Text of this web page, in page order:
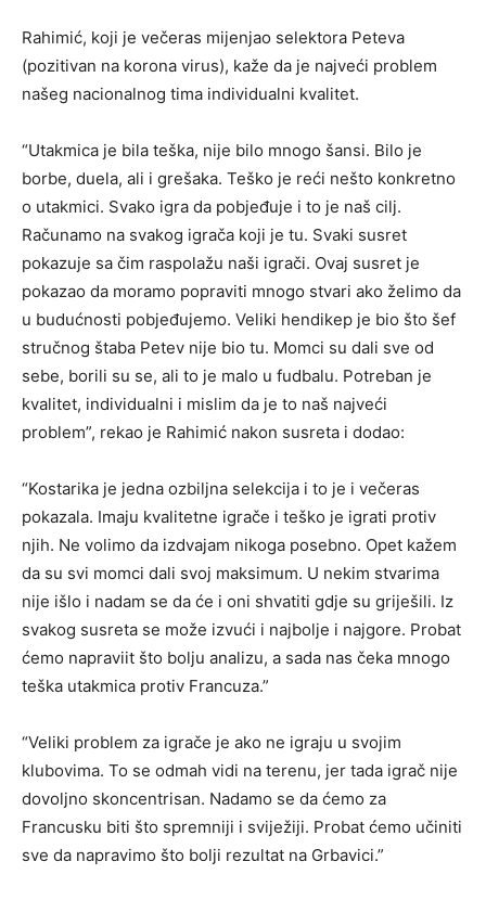
Rahimić, koji je večeras mijenjao selektora Peteva
(pozitivan na korona virus), kaže da je najveći problem
našeg nacionalnog tima individualni kvalitet.
“Utakmica je bila teška, nije bilo mnogo šansi. Bilo je
borbe, duela, ali i grešaka. Teško je reći nešto konkretno
o utakmici. Svako igra da pobjeđuje i to je naš cilj.
Računamo na svakog igrača koji je tu. Svaki susret
pokazuje sa čim raspolažu naši igrači. Ovaj susret je
pokazao da moramo popraviti mnogo stvari ako želimo da
u budućnosti pobjeđujemo. Veliki hendikep je bio što šef
stručnog štaba Petev nije bio tu. Momci su dali sve od
sebe, borili su se, ali to je malo u fudbalu. Potreban je
kvalitet, individualni i mislim da je to naš najveći
problem”, rekao je Rahimić nakon susreta i dodao:
“Kostarika je jedna ozbiljna selekcija i to je i večeras
pokazala. Imaju kvalitetne igrače i teško je igrati protiv
njih. Ne volimo da izdvajam nikoga posebno. Opet kažem
da su svi momci dali svoj maksimum. U nekim stvarima
nije išlo i nadam se da će i oni shvatiti gdje su griješili. Iz
svakog susreta se može izvući i najbolje i najgore. Probat
ćemo napraviit što bolju analizu, a sada nas čeka mnogo
teška utakmica protiv Francuza.”
“Veliki problem za igrače je ako ne igraju u svojim
klubovima. To se odmah vidi na terenu, jer tada igrač nije
dovoljno skoncentrisan. Nadamo se da ćemo za
Francusku biti što spremniji i sviježiji. Probat ćemo učiniti
sve da napravimo što bolji rezultat na Grbavici.”